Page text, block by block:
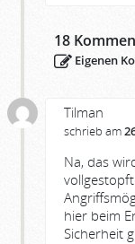
18
Eigenen
Tilman
schrieb am
Na, das
hier beim
Sicherheit